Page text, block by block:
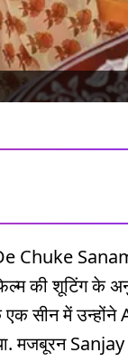
Sanam
की शूटिंग के
एक सीन में
मजबूरन